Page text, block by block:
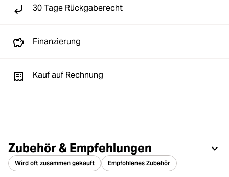
30 Tage Rückgaberecht
Finanzierung
Kauf auf Rechnung
Zubehör & Empfehlungen
Wird oft zusammen gekauft Empfohlenes Zubehör